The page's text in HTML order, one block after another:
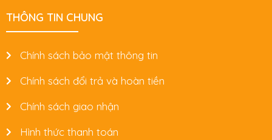
THÔNG TIN CHUNG
Chính sách bảo mật thông tin
Chính sách đổi trả và hoàn tiền
Chính sách giao nhận
Hình thức thanh toán